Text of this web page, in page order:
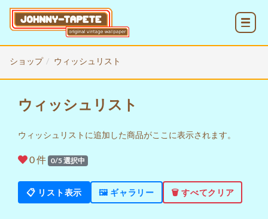
ショップ ウィッシュリスト
ウィッシュリスト
ウィッシュリストに追加した商品がここに表示されます。
0件 0/5 選択中
📋 リスト表示 🖼️ ギャラリー 🗑️ すべてクリア